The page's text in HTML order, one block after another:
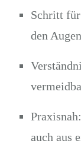
Schritt für
den
auch aus